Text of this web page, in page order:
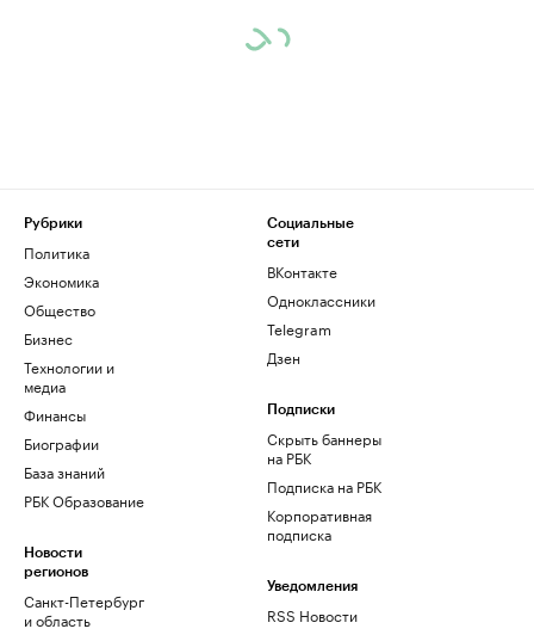
Рубрики
Политика
Экономика
Общество
Бизнес
Технологии и
медиа
Финансы
Биографии
База знаний
РБК Образование
Новости
регионов
Санкт-Петербург
и область
Социальные
сети
ВКонтакте
Одноклассники
Telegram
Дзен
Подписки
Скрыть баннеры
на РБК
Подписка на РБК
Корпоративная
подписка
Уведомления
RSS Новости